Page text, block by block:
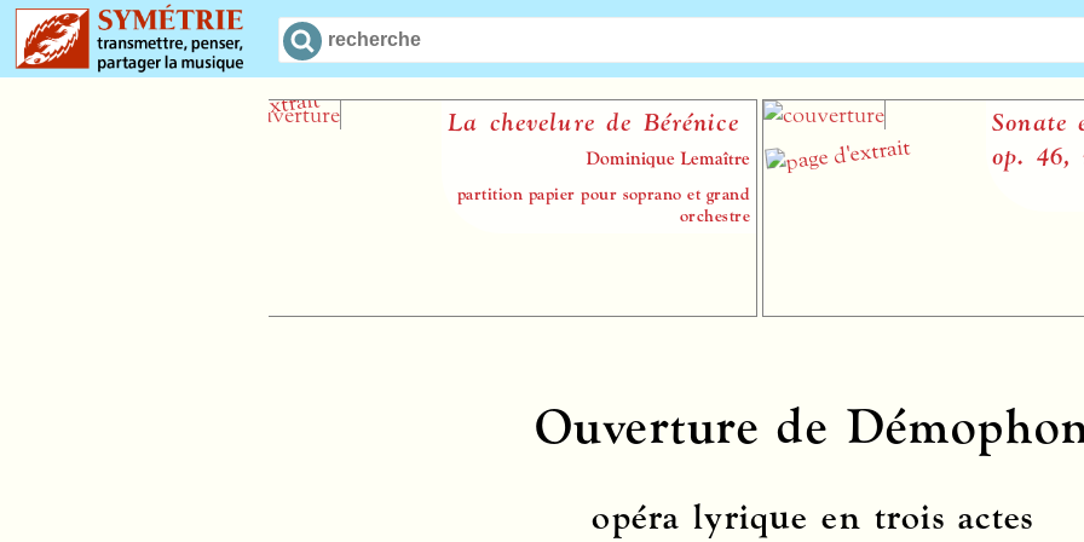
La chevelure de Bérénice
Dominique Lemaître
partition papier pour soprano et grand
Sonate en mi
op. 46, n° 3
Ouverture de
opéra lyrique en trois actes